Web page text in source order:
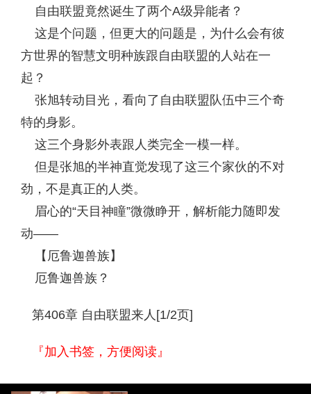
自由联盟竟然诞生了两个A级异能者？
这是个问题，但更大的问题是，为什么会有彼
方世界的智慧文明种族跟自由联盟的人站在一
起？
张旭转动目光，看向了自由联盟队伍中三个奇
特的身影。
这三个身影外表跟人类完全一模一样。
但是张旭的半神直觉发现了这三个家伙的不对
劲，不是真正的人类。
眉心的“天目神瞳”微微睁开，解析能力随即发
动——
【厄鲁迦兽族】
厄鲁迦兽族？
第406章 自由联盟来人[1/2页]
『加入书签，方便阅读』